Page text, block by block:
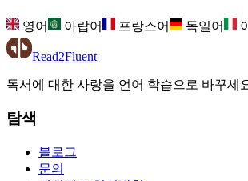
영어 아랍어 프랑스어 독일어
Read2Fluent
독서에 대한 사랑을 언어 학습으로 바꾸세
탐색
블로그
문의